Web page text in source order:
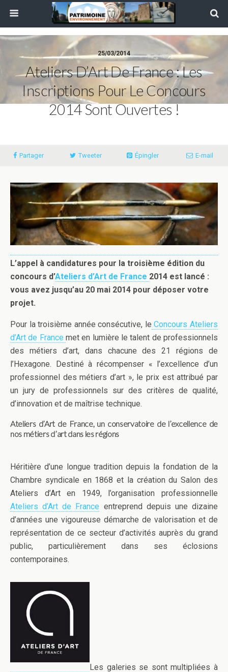
25/03/2014
Ateliers D’Art De France : Les
Inscriptions Pour Le Concours
2014 Sont Ouvertes !
Partager Tweeter Épingler E-mail
L’appel à candidatures pour la troisième édition du
concours d’Ateliers d’Art de France 2014 est lancé :
vous avez jusqu’au 20 mai 2014 pour déposer votre
projet.
Pour la troisième année consécutive, le Concours Ateliers
d’Art de France met en lumière le talent de professionnels
des métiers d’art, dans chacune des 21 régions de
l’Hexagone. Destiné à récompenser « l’excellence d’un
professionnel des métiers d’art », le prix est attribué par
un jury de professionnels sur des critères de qualité,
d’innovation et de maîtrise technique.
Ateliers d’Art de France, un conservatoire de l’excellence de
nos métiers d’art dans les régions
Héritière d’une longue tradition depuis la fondation de la
Chambre syndicale en 1868 et la création du Salon des
Ateliers d’Art en 1949, l’organisation professionnelle
Ateliers d’Art de France entreprend depuis une dizaine
d’années une vigoureuse démarche de valorisation et de
représentation de ce secteur d’activités auprès du grand
public, particulièrement dans ses éclosions
contemporaines.
Les galeries se sont multipliées à